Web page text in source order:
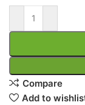
Compare
Add to